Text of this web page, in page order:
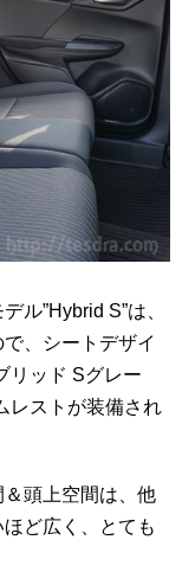
ル”Hybrid S”は、
、シートデザイ
リッド Sグレー
レストが装備され
頭上空間は、他
ど広く、とても